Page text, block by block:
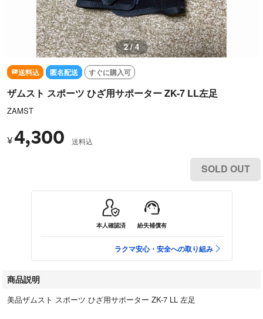
2 / 4
送料込 匿名配送 すぐに購入可
ザムスト スポーツ ひざ用サポーター ZK-7 LL左足
ZAMST
¥4,300 送料込
SOLD OUT
本人確認済 紛失補償有
ラクマ安心・安全への取り組み
商品説明
美品ザムスト スポーツ ひざ用サポーター ZK-7 LL 左足